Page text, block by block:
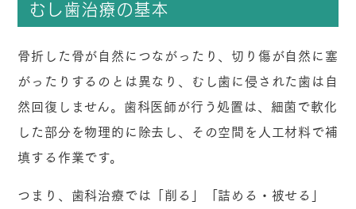
むし歯治療の基本
骨折した骨が自然につながったり、切り傷が自然に塞
がったりするのとは異なり、むし歯に侵された歯は自
然回復しません。歯科医師が行う処置は、細菌で軟化
した部分を物理的に除去し、その空間を人工材料で補
填する作業です。
つまり、歯科治療では「削る」「詰める・被せる」